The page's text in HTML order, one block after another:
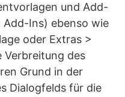
und Add-
Add-Ins) ebenso wie
oder Extras >
Verbreitung des
Grund in der
Dialogfelds für die